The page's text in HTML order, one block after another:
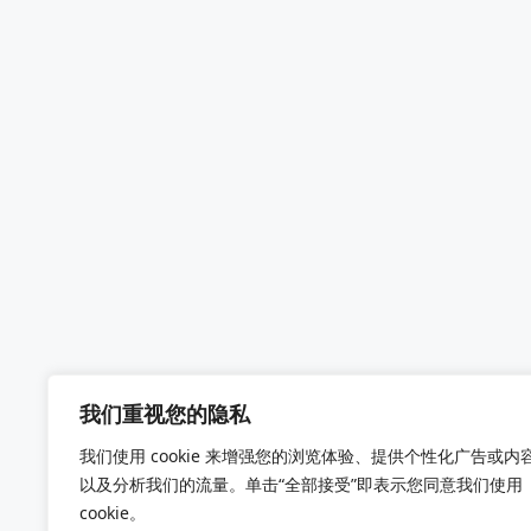
我们重视您的隐私
我们使用 cookie 来增强您的浏览体验、提供个性化广告或内
以及分析我们的流量。单击“全部接受”即表示您同意我们使用
cookie。